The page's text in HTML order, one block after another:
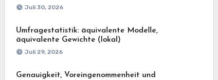
Juli 30, 2026
Umfragestatistik: äquivalente Modelle,
äquivalente Gewichte (lokal)
Juli 29, 2026
Genauigkeit, Voreingenommenheit und